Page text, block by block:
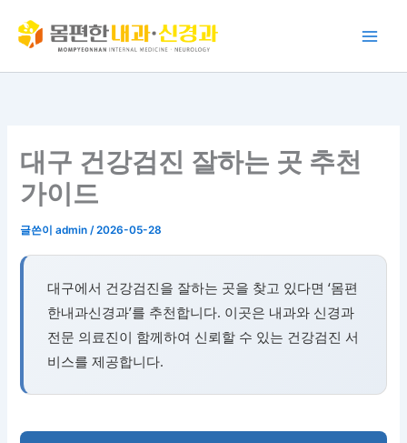
로
대구 건강검진 잘하는 곳 추천
가이드
글쓴이admin/2026-05-28
대구에서 건강검진을 잘하는 곳을 찾고 있다면 ‘몸편
한내과신경과’를 추천합니다. 이곳은 내과와 신경과
전문 의료진이 함께하여 신뢰할 수 있는 건강검진 서
비스를 제공합니다.